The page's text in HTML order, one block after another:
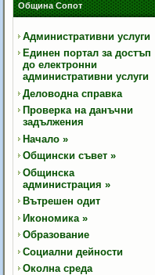
Община Сопот
Административни услуги
Единен портал за достъп
до електронни
административни услуги
Деловодна справка
Проверка на данъчни
задължения
Начало »
Общински съвет »
Общинска
администрация »
Вътрешен одит
Икономика »
Образование
Социални дейности
Околна среда